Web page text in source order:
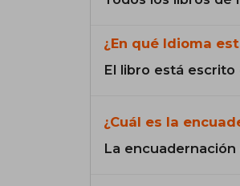
¿En qué Idioma
El libro está escrito
¿Cuál es la
La